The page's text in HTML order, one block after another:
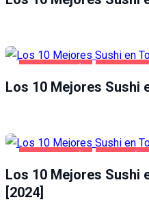
Los 10 Mejores Sushi
Los 10 Mejores Sushi
[2024]